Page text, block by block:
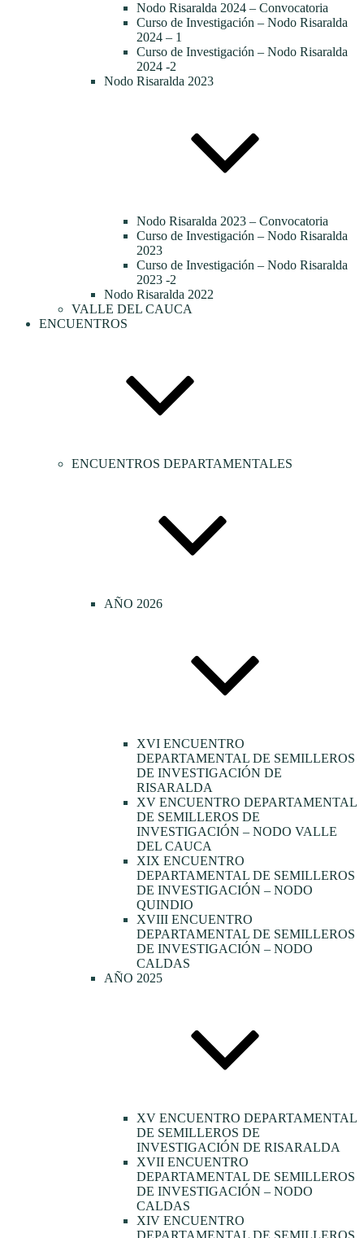
Nodo Risaralda 2024 – Convocatoria
Curso de Investigación – Nodo Risaralda
2024 – 1
Curso de Investigación – Nodo Risaralda
2024 -2
Nodo Risaralda 2023
Nodo Risaralda 2023 – Convocatoria
Curso de Investigación – Nodo Risaralda
2023
Curso de Investigación – Nodo Risaralda
2023 -2
Nodo Risaralda 2022
VALLE DEL CAUCA
ENCUENTROS
ENCUENTROS DEPARTAMENTALES
AÑO 2026
XVI ENCUENTRO
DEPARTAMENTAL DE SEMILLEROS
DE INVESTIGACIÓN DE
RISARALDA
XV ENCUENTRO DEPARTAMENTAL
DE SEMILLEROS DE
INVESTIGACIÓN – NODO VALLE
DEL CAUCA
XIX ENCUENTRO
DEPARTAMENTAL DE SEMILLEROS
DE INVESTIGACIÓN – NODO
QUINDIO
XVIII ENCUENTRO
DEPARTAMENTAL DE SEMILLEROS
DE INVESTIGACIÓN – NODO
CALDAS
AÑO 2025
XV ENCUENTRO DEPARTAMENTAL
DE SEMILLEROS DE
INVESTIGACIÓN DE RISARALDA
XVII ENCUENTRO
DEPARTAMENTAL DE SEMILLEROS
DE INVESTIGACIÓN – NODO
CALDAS
XIV ENCUENTRO
DEPARTAMENTAL DE SEMILLEROS